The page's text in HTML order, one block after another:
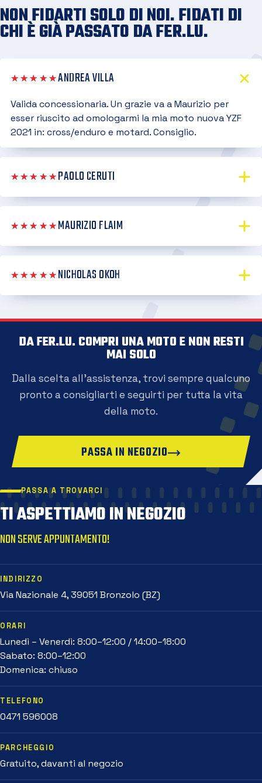
NON FIDARTI SOLO DI NOI. FIDATI DI
CHI È GIÀ PASSATO DA FER.LU.
★★★★★ANDREA VILLA
Valida concessionaria. Un grazie va a Maurizio per
esser riuscito ad omologarmi la mia moto nuova YZF
2021 in: cross/enduro e motard. Consiglio.
★★★★★PAOLO CERUTI
★★★★★MAURIZIO FLAIM
★★★★★NICHOLAS OKOH
DA FER.LU. COMPRI UNA MOTO E NON RESTI
MAI SOLO
Dalla scelta all'assistenza, trovi sempre qualcuno
pronto a consigliarti e seguirti per tutta la vita
della moto.
PASSA IN NEGOZIO
PASSA A TROVARCI
TI ASPETTIAMO IN NEGOZIO
NON SERVE APPUNTAMENTO!
INDIRIZZO
Via Nazionale 4, 39051 Bronzolo (BZ)
ORARI
Lunedì – Venerdì: 8:00–12:00 / 14:00–18:00
Sabato: 8:00–12:00
Domenica: chiuso
TELEFONO
0471 596008
PARCHEGGIO
Gratuito, davanti al negozio